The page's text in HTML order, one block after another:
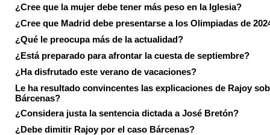
¿Cree que la mujer debe tener más peso en la Iglesia?
¿Cree que Madrid debe presentarse a los Olimpiadas de
¿Qué le preocupa más de la actualidad?
¿Está preparado para afrontar la cuesta de septiembre?
¿Ha disfrutado este verano de vacaciones?
Le ha resultado convincentes las explicaciones de Rajoy
Bárcenas?
¿Considera justa la sentencia dictada a José Bretón?
¿Debe dimitir Rajoy por el caso Bárcenas?